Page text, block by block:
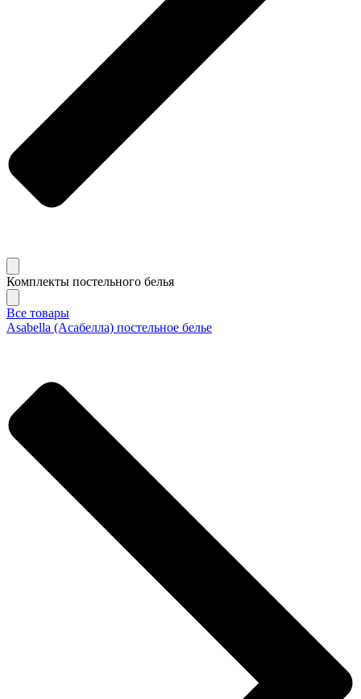
Комплекты постельного белья
Все товары
Asabella (Асабелла) постельное белье